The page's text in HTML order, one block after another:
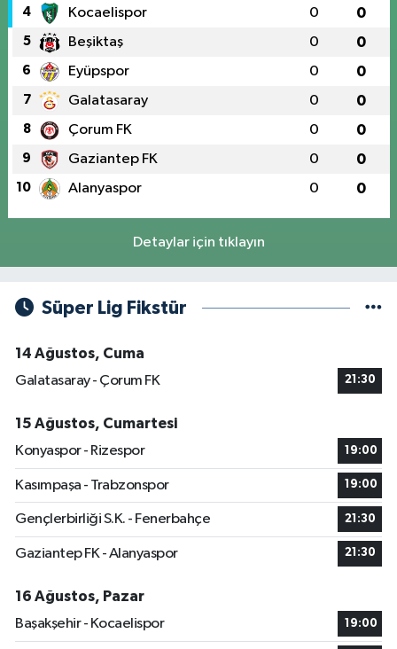
4 Kocaelispor 0 0
5 Beşiktaş 0 0
6 Eyüpspor 0 0
7 Galatasaray 0 0
8 Çorum FK 0 0
9 Gaziantep FK 0 0
10 Alanyaspor 0 0
Detaylar için tıklayın
Süper Lig Fikstür
14 Ağustos, Cuma
Galatasaray - Çorum FK
21:30
15 Ağustos, Cumartesi
Konyaspor - Rizespor
19:00
Kasımpaşa - Trabzonspor 19:00
Gençlerbirliği S.K. - Fenerbahçe 21:30
Gaziantep FK - Alanyaspor 21:30
16 Ağustos, Pazar
Başakşehir - Kocaelispor
19:00